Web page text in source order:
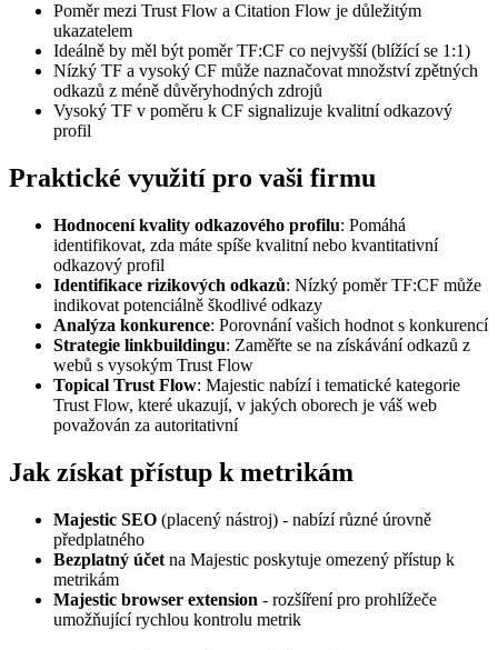
Poměr mezi Trust Flow a Citation Flow je důležitým
ukazatelem
Ideálně by měl být poměr TF:CF co nejvyšší (blížící se 1:1)
Nízký TF a vysoký CF může naznačovat množství zpětných
odkazů z méně důvěryhodných zdrojů
Vysoký TF v poměru k CF signalizuje kvalitní odkazový
profil
Praktické využití pro vaši firmu
Hodnocení kvality odkazového profilu: Pomáhá
identifikovat, zda máte spíše kvalitní nebo kvantitativní
odkazový profil
Identifikace rizikových odkazů: Nízký poměr TF:CF může
indikovat potenciálně škodlivé odkazy
Analýza konkurence: Porovnání vašich hodnot s konkurencí
Strategie linkbuildingu: Zaměřte se na získávání odkazů z
webů s vysokým Trust Flow
Topical Trust Flow: Majestic nabízí i tematické kategorie
Trust Flow, které ukazují, v jakých oborech je váš web
považován za autoritativní
Jak získat přístup k metrikám
Majestic SEO (placený nástroj) - nabízí různé úrovně
předplatného
Bezplatný účet na Majestic poskytuje omezený přístup k
metrikám
Majestic browser extension - rozšíření pro prohlížeče
umožňující rychlou kontrolu metrik